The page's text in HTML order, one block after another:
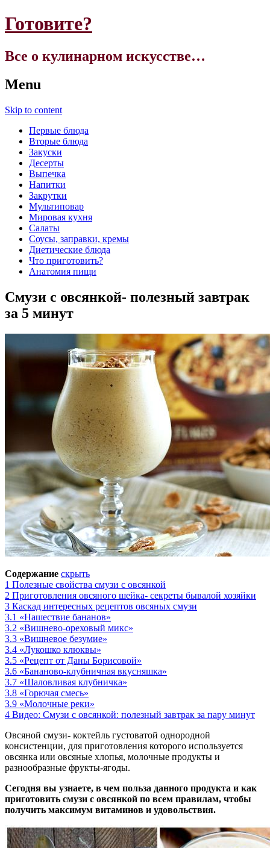
Готовите?
Все о кулинарном искусстве…
Menu
Skip to content
Первые блюда
Вторые блюда
Закуски
Десерты
Выпечка
Напитки
Закрутки
Мультиповар
Мировая кухня
Салаты
Соусы, заправки, кремы
Диетические блюда
Что приготовить?
Анатомия пищи
Смузи с овсянкой- полезный завтрак
за 5 минут
Содержание скрыть
1 Полезные свойства смузи с овсянкой
2 Приготовления овсяного шейка- секреты бывалой хозяйки
3 Каскад интересных рецептов овсяных смузи
3.1 «Нашествие бананов»
3.2 «Вишнево-ореховый микс»
3.3 «Вишневое безумие»
3.4 «Лукошко клюквы»
3.5 «Рецепт от Даны Борисовой»
3.6 «Бананово-клубничная вкусняшка»
3.7 «Шаловливая клубничка»
3.8 «Горючая смесь»
3.9 «Молочные реки»
4 Видео: Смузи с овсянкой: полезный завтрак за пару минут
Овсяной смузи- коктейль густоватой однородной
консистенции, для приготовления которого используется
овсянка или овсяные хлопья, молочные продукты и
разнообразные фрукты-ягоды.
Сегодня вы узнаете, в чем польза данного продукта и как
приготовить смузи с овсянкой по всем правилам, чтобы
получить максимум витаминов и удовольствия.